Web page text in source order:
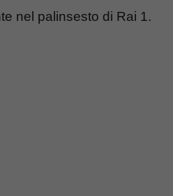
nel palinsesto di Rai 1.